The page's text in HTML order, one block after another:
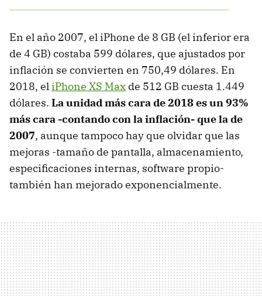
En el año 2007, el iPhone de 8 GB (el inferior era
de 4 GB) costaba 599 dólares, que ajustados por
inflación se convierten en 750,49 dólares. En
2018, eliPhone XS Max de 512 GB cuesta 1.449
dólares. La unidad más cara de 2018 es un 93%
más cara -contando con la inflación- que la de
2007, aunque tampoco hay que olvidar que las
mejoras -tamaño de pantalla, almacenamiento,
especificaciones internas, software propio-
también han mejorado exponencialmente.